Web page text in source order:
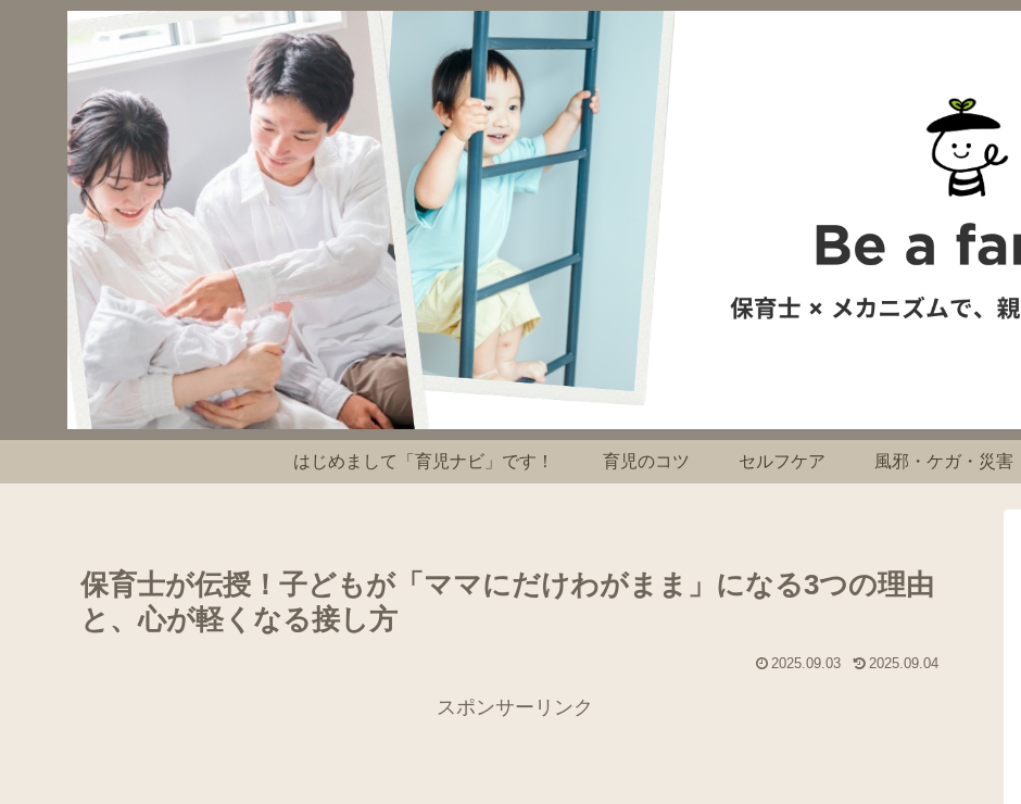
はじめまして「育児ナビ」です！ 育児のコツ セルフケア 風邪・ケガ・災害
保育士が伝授！子どもが「ママにだけわがまま」になる3つの理由
と、心が軽くなる接し方
2025.09.03 2025.09.04
スポンサーリンク